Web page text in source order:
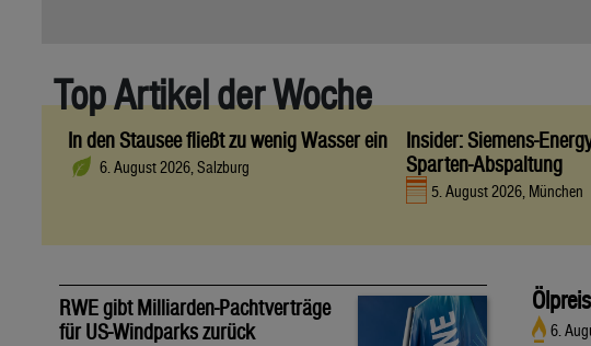
Top Artikel der Woche
In den Stausee fließt zu wenig Wasser ein
6. August 2026, Salzburg
Insider: Siemens-
Sparten-Abspaltung
5. August 2026, München
RWE gibt Milliarden-Pachtverträge
für US-Windparks zurück
6.